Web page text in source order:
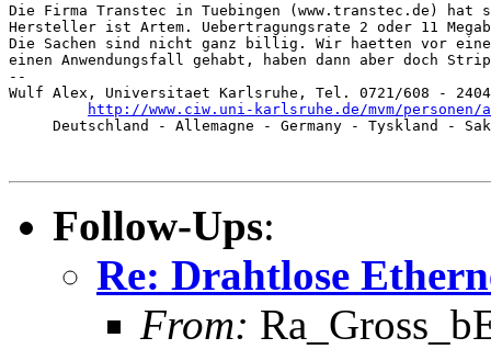
Die Firma Transtec in Tuebingen (www.transtec.de) hat
Hersteller ist Artem. Uebertragungsrate 2 oder 11
Die Sachen sind nicht ganz billig. Wir haetten vor
einen Anwendungsfall gehabt, haben dann aber doch
--
Wulf Alex, Universitaet Karlsruhe, Tel. 0721/608 - 2404,
http://www.ciw.uni-karlsruhe.de/mvm/personen/
Deutschland - Allemagne - Germany - Tyskland -
Follow-Ups:
Re: Drahtlose
From: